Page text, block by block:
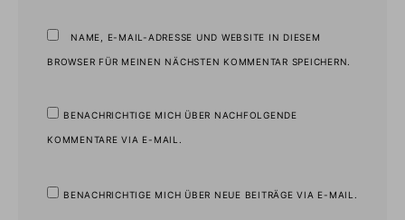
NAME, E-MAIL-ADRESSE UND WEBSITE IN DIESEM
BROWSER FÜR MEINEN NÄCHSTEN KOMMENTAR SPEICHERN.
BENACHRICHTIGE MICH ÜBER NACHFOLGENDE
KOMMENTARE VIA E-MAIL.
BENACHRICHTIGE MICH ÜBER NEUE BEITRÄGE VIA E-MAIL.